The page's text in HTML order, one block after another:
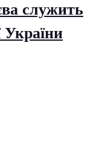
служить
України